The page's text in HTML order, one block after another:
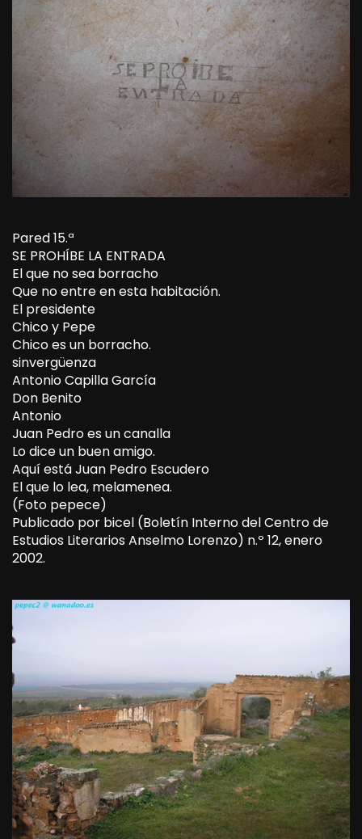
Pared 15.ª
SE PROHÍBE LA ENTRADA
El que no sea borracho
Que no entre en esta habitación.
El presidente
Chico y Pepe
Chico es un borracho.
sinvergüenza
Antonio Capilla García
Don Benito
Antonio
Juan Pedro es un canalla
Lo dice un buen amigo.
Aquí está Juan Pedro Escudero
El que lo lea, melamenea.
(Foto pepece)
Publicado por bicel (Boletín Interno del Centro de
Estudios Literarios Anselmo Lorenzo) n.º 12, enero
2002.